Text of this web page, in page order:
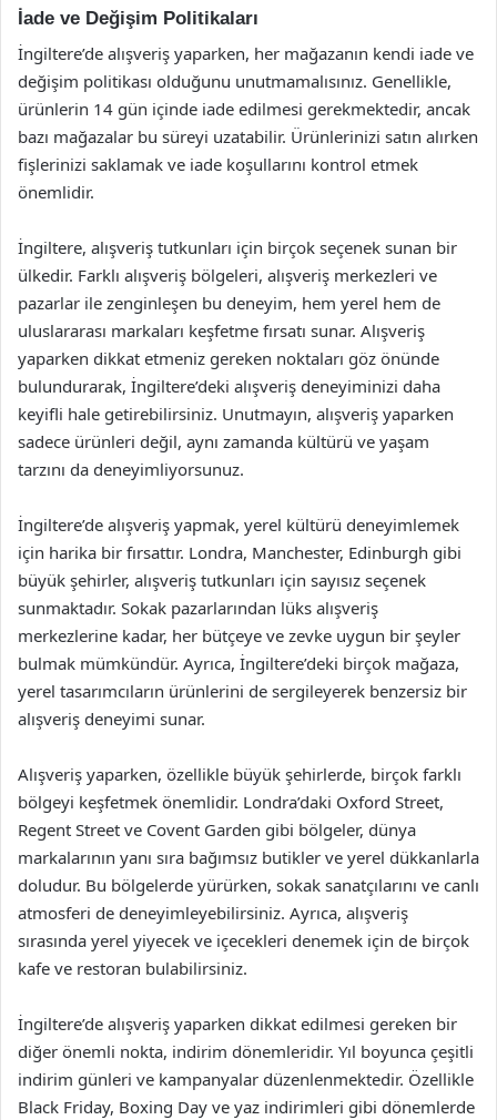
İade ve Değişim Politikaları
İngiltere’de alışveriş yaparken, her mağazanın kendi iade ve
değişim politikası olduğunu unutmamalısınız. Genellikle,
ürünlerin 14 gün içinde iade edilmesi gerekmektedir, ancak
bazı mağazalar bu süreyi uzatabilir. Ürünlerinizi satın alırken
fişlerinizi saklamak ve iade koşullarını kontrol etmek
önemlidir.
İngiltere, alışveriş tutkunları için birçok seçenek sunan bir
ülkedir. Farklı alışveriş bölgeleri, alışveriş merkezleri ve
pazarlar ile zenginleşen bu deneyim, hem yerel hem de
uluslararası markaları keşfetme fırsatı sunar. Alışveriş
yaparken dikkat etmeniz gereken noktaları göz önünde
bulundurarak, İngiltere’deki alışveriş deneyiminizi daha
keyifli hale getirebilirsiniz. Unutmayın, alışveriş yaparken
sadece ürünleri değil, aynı zamanda kültürü ve yaşam
tarzını da deneyimliyorsunuz.
İngiltere’de alışveriş yapmak, yerel kültürü deneyimlemek
için harika bir fırsattır. Londra, Manchester, Edinburgh gibi
büyük şehirler, alışveriş tutkunları için sayısız seçenek
sunmaktadır. Sokak pazarlarından lüks alışveriş
merkezlerine kadar, her bütçeye ve zevke uygun bir şeyler
bulmak mümkündür. Ayrıca, İngiltere’deki birçok mağaza,
yerel tasarımcıların ürünlerini de sergileyerek benzersiz bir
alışveriş deneyimi sunar.
Alışveriş yaparken, özellikle büyük şehirlerde, birçok farklı
bölgeyi keşfetmek önemlidir. Londra’daki Oxford Street,
Regent Street ve Covent Garden gibi bölgeler, dünya
markalarının yanı sıra bağımsız butikler ve yerel dükkanlarla
doludur. Bu bölgelerde yürürken, sokak sanatçılarını ve canlı
atmosferi de deneyimleyebilirsiniz. Ayrıca, alışveriş
sırasında yerel yiyecek ve içecekleri denemek için de birçok
kafe ve restoran bulabilirsiniz.
İngiltere’de alışveriş yaparken dikkat edilmesi gereken bir
diğer önemli nokta, indirim dönemleridir. Yıl boyunca çeşitli
indirim günleri ve kampanyalar düzenlenmektedir. Özellikle
Black Friday, Boxing Day ve yaz indirimleri gibi dönemlerde